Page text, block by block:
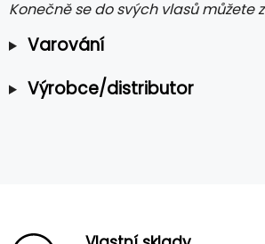
Konečně se do svých vlasů můžete
Varování
Výrobce/distributor